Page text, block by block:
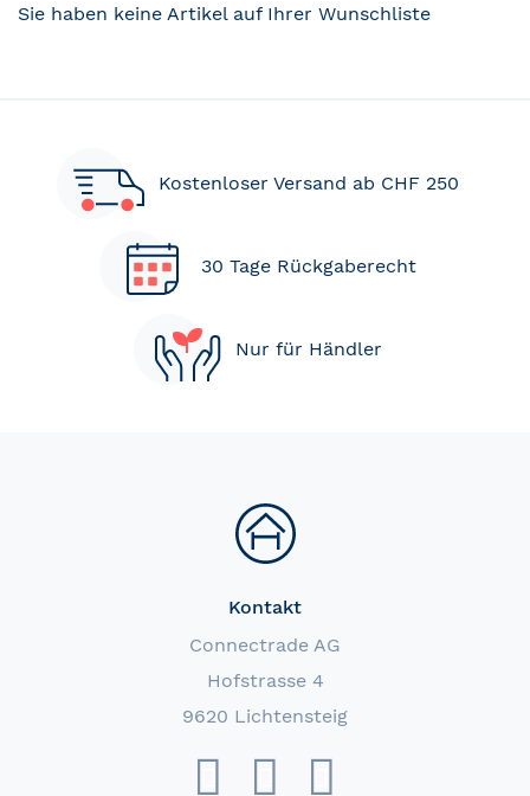
Sie haben keine Artikel auf Ihrer Wunschliste
Kostenloser Versand ab CHF 250
30 Tage Rückgaberecht
Nur für Händler
Kontakt
Connectrade AG
Hofstrasse 4
9620 Lichtensteig